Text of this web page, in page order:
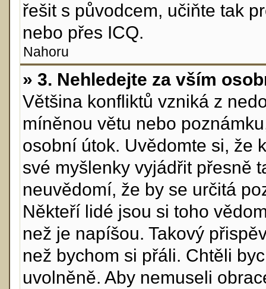
řešit s původcem, učiňte tak
nebo přes ICQ.
Nahoru
» 3. Nehledejte za vším
Většina konfliktů vzniká z
míněnou větu nebo
osobní útok. Uvědomte si, že
své myšlenky vyjádřit přesně
neuvědomí, že by se určitá
Někteří lidé jsou si toho
než je napíšou. Takový
než bychom si přáli. Chtěli
uvolněně. Aby nemuseli